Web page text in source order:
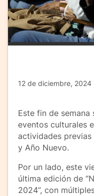
12 de diciembre, 2024
Este fin de
eventos culturales
actividades
y Año Nuevo.
Por un lado, este
última edición de
2024”, con